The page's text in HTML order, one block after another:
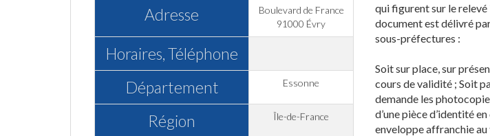
Adresse
Boulevard de France
91000 Évry
Horaires, Téléphone
Département
Essonne
Région Île-de-France
qui figurent sur le relevé
document est délivré
sous-préfectures :
Soit sur place, sur
cours de validité ; Soit
demande les
d’une pièce d’identité
enveloppe affranchie